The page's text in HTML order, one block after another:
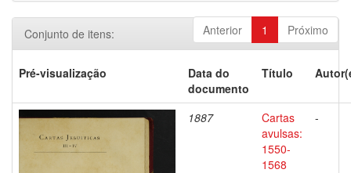
Anterior 1 Próximo
Conjunto de itens:
Pré-visualização
Data do
documento
Título
1887
Cartas
avulsas:
1550-
1568
-